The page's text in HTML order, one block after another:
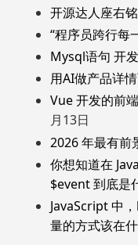
开源达人座右铭
“程序员跨行每
Mysql语句 开
用AI做产品详
Vue 开发的前
月13日
2026 年最有前
你想知道在
$event 到底是
JavaScript 中
量的方式该在